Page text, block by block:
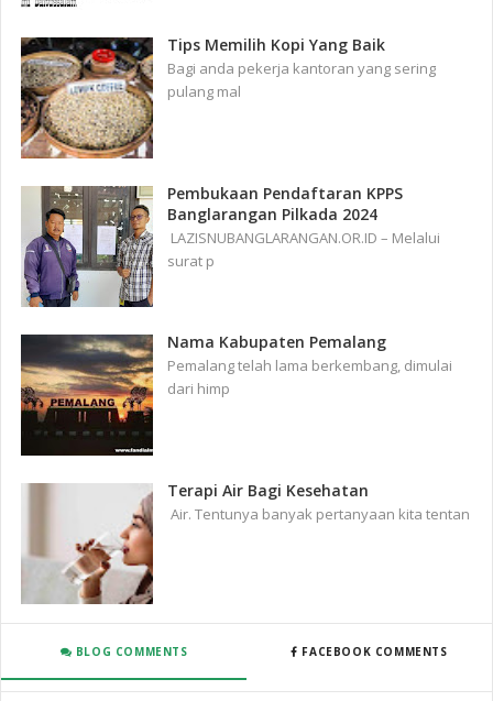
Tips Memilih Kopi Yang Baik
Bagi anda pekerja kantoran yang sering
pulang mal
Pembukaan Pendaftaran KPPS
Banglarangan Pilkada 2024
LAZISNUBANGLARANGAN.OR.ID – Melalui
surat p
Nama Kabupaten Pemalang
Pemalang telah lama berkembang, dimulai
dari himp
Terapi Air Bagi Kesehatan
Air. Tentunya banyak pertanyaan kita tentan
BLOG COMMENTS FACEBOOK COMMENTS